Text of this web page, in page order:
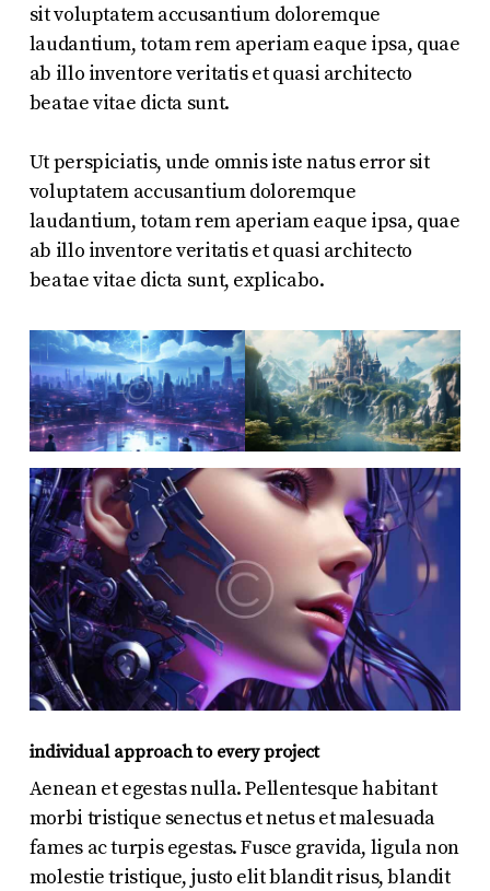
sit voluptatem accusantium doloremque
laudantium, totam rem aperiam eaque ipsa, quae
ab illo inventore veritatis et quasi architecto
beatae vitae dicta sunt.
Ut perspiciatis, unde omnis iste natus error sit
voluptatem accusantium doloremque
laudantium, totam rem aperiam eaque ipsa, quae
ab illo inventore veritatis et quasi architecto
beatae vitae dicta sunt, explicabo.
individual approach to every project
Aenean et egestas nulla. Pellentesque habitant
morbi tristique senectus et netus et malesuada
fames ac turpis egestas. Fusce gravida, ligula non
molestie tristique, justo elit blandit risus, blandit